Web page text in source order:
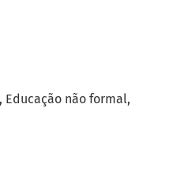
Educação não formal